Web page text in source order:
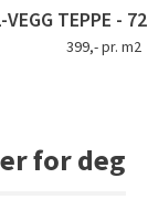
TEPPE - 72
399,- pr. m2
for deg